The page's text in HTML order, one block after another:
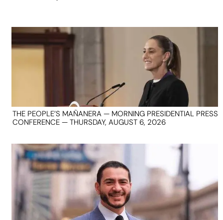
THE PEOPLE’S MAÑANERA — MORNING PRESIDENTIAL PRESS
CONFERENCE — THURSDAY, AUGUST 6, 2026